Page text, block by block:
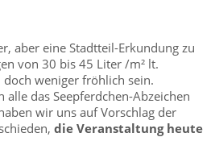
aber eine Stadtteil-Erkundung zu
von 30 bis 45 Liter /m² lt.
weniger fröhlich sein.
das Seepferdchen-Abzeichen
wir uns auf Vorschlag der
die Veranstaltung heute